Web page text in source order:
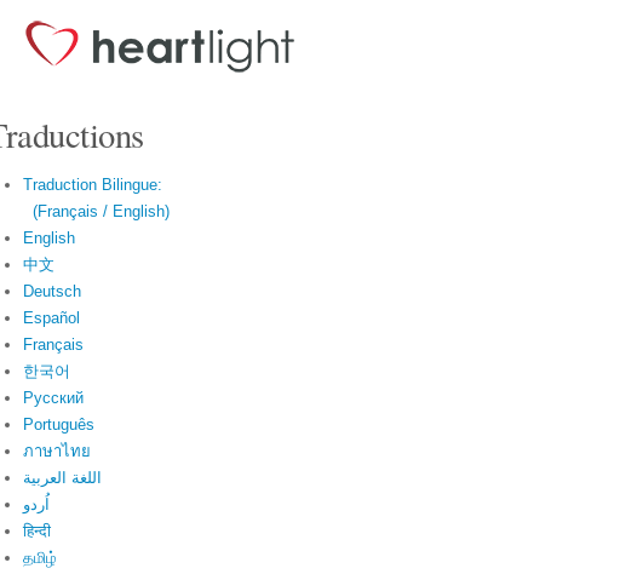
Traduction Bilingue:
(Français / English)
English
中文
Deutsch
Español
Français
한국어
Русский
Português
ภาษาไทย
اللغة العربية
اُردو
हिन्दी
தமிழ்